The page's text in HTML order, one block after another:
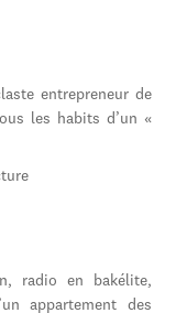
entrepreneur de
les habits d’un «
radio en bakélite,
appartement des